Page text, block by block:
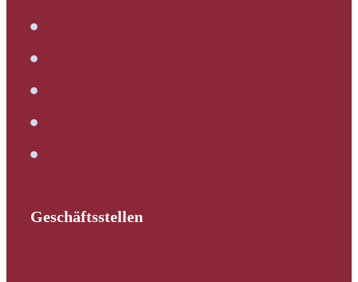
Geschäftsstellen